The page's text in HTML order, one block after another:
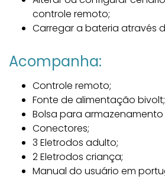
controle remoto;
Carregar a bateria através
Acompanha:
Controle remoto;
Fonte de alimentação bivolt;
Bolsa para
Conectores;
3 Eletrodos adulto;
2 Eletrodos criança;
Manual do usuário em